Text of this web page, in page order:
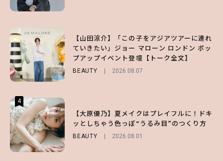
3
【山田涼介】「この子をアジアツアーに連れ
ていきたい」ジョー マローン ロンドン ポッ
プアップイベント登壇【トーク全文】
BEAUTY 2026.08.07
4
【大原優乃】夏メイクはプレイフルに！ドキ
ッとしちゃう色っぽ“うるみ目”のつくり方
BEAUTY 2026.08.01
3
【森香澄】理想のスタイルはどう作る？体型
キープの秘訣や夏の過ごし方など独占インタ
ビュー！
ENTERTAINMENT 2026.07.31
4
【スタバ】約160通りのカスタマイズができ
る⁉ 39店舗限定『My フルーツ³ フラペチー
ノ®』を徹底レポ♡
3
【谷まりあ】夏は“シアースカート”でさり
げなく肌見せ！透け感のニュアンスを楽しめ
るマストハブアイテム4選
FASHION 2026.07.19
4
【ハローキティ】がスシローと初コラボ♡
第1弾の気になるメニュー＆限定グッズを総
チェック！